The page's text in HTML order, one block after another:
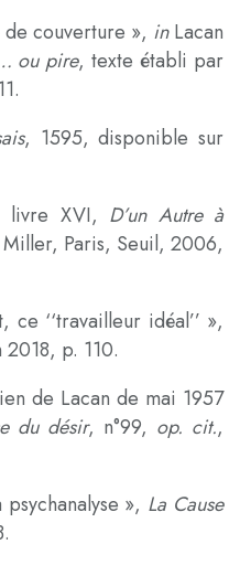
couverture », inLacan
ou pire, texte établi par
, 1595, disponible sur
livre XVI, D’un Autre à
Paris, Seuil, 2006,
‘‘travailleur idéal’’ »,
2018, p. 110.
de Lacan de mai 1957
du désir, n°99, op. cit.,
», La Cause